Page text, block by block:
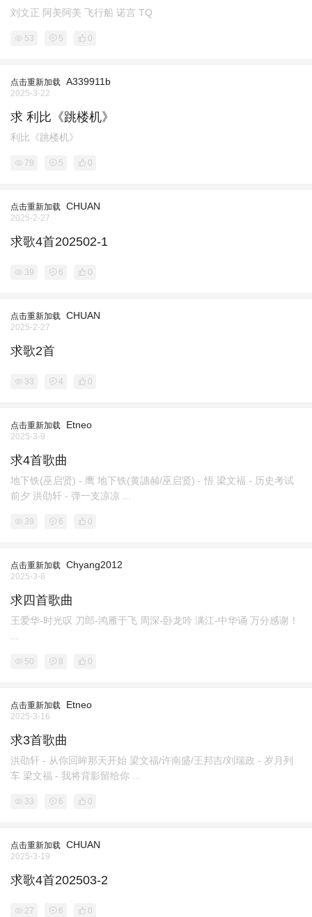
刘文正 阿美阿美 飞行船 诺言 TQ
53 5 0
点击重新加载 A339911b
2025-3-22
求 利比《跳楼机》
利比《跳楼机》
79 5 0
点击重新加载 CHUAN
2025-2-27
求歌4首202502-1
39 6 0
点击重新加载 CHUAN
2025-2-27
求歌2首
33 4 0
点击重新加载 Etneo
2025-3-9
求4首歌曲
地下铁(巫启贤) - 鹰 地下铁(黄譓赪/巫启贤) - 悟 梁文福 - 历史考试
前夕 洪劭轩 - 弹一支凉凉 ...
39 6 0
点击重新加载 Chyang2012
2025-3-8
求四首歌曲
王爱华-时光叹 刀郎-鸿雁于飞 周深-卧龙吟 满江-中华诵 万分感谢！
50 8 0
点击重新加载 Etneo
2025-3-16
求3首歌曲
洪劭轩 - 从你回眸那天开始 梁文福/许南盛/王邦吉/刘瑞政 - 岁月列
车 梁文福 - 我将背影留给你 ...
33 6 0
点击重新加载 CHUAN
2025-3-19
求歌4首202503-2
27 6 0